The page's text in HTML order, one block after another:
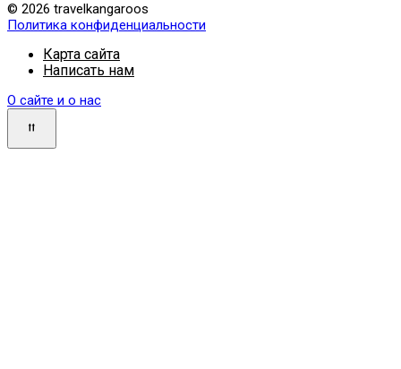
© 2026 travelkangaroos
Политика конфиденциальности
Карта сайта
Написать нам
О сайте и о нас